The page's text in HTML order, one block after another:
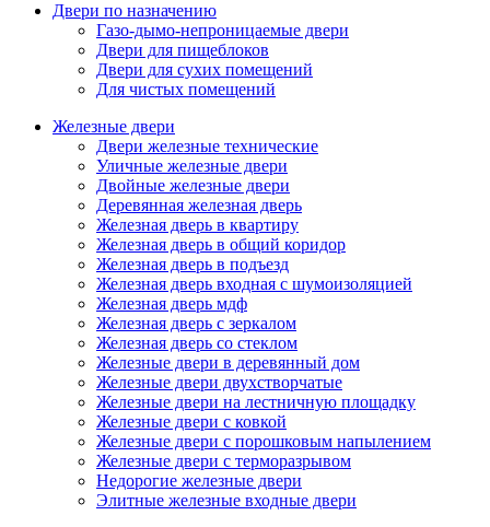
Двери по назначению
Газо-дымо-непроницаемые двери
Двери для пищеблоков
Двери для сухих помещений
Для чистых помещений
Железные двери
Двери железные технические
Уличные железные двери
Двойные железные двери
Деревянная железная дверь
Железная дверь в квартиру
Железная дверь в общий коридор
Железная дверь в подъезд
Железная дверь входная с шумоизоляцией
Железная дверь мдф
Железная дверь с зеркалом
Железная дверь со стеклом
Железные двери в деревянный дом
Железные двери двухстворчатые
Железные двери на лестничную площадку
Железные двери с ковкой
Железные двери с порошковым напылением
Железные двери с терморазрывом
Недорогие железные двери
Элитные железные входные двери